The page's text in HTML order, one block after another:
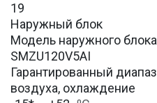
19
Наружный блок
Модель наружного блока
SMZU120V5AI
Гарантированный
воздуха, охлаждение